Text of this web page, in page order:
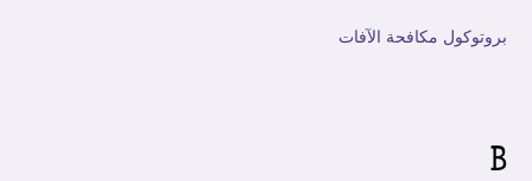
بروتوكول مكافحة الآفات
B